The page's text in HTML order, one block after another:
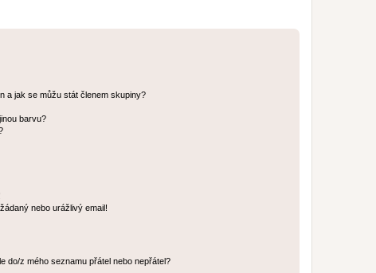
a jak se můžu stát členem skupiny?
barvu?
nebo urážlivý email!
do/z mého seznamu přátel nebo nepřátel?